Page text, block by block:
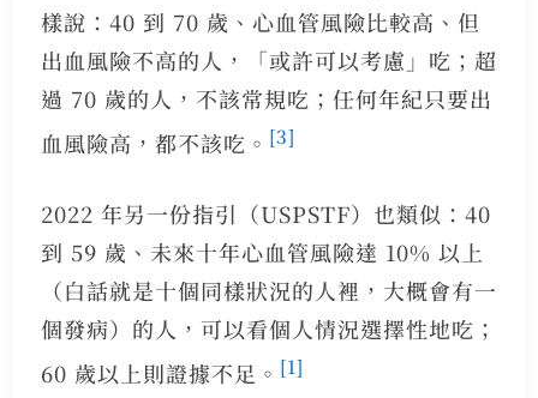
樣說：40 到 70 歲、心血管風險比較高、但
出血風險不高的人，「或許可以考慮」吃；超
過 70 歲的人，不該常規吃；任何年紀只要出
血風險高，都不該吃。 [3]
2022 年另一份指引（USPSTF）也類似：40
到 59 歲、未來十年心血管風險達 10% 以上
（白話就是十個同樣狀況的人裡，大概會有一
個發病）的人，可以看個人情況選擇性地吃；
60 歲以上則證據不足。 [1]